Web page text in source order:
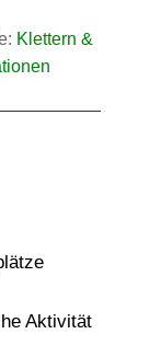
Klettern &
Aktivität